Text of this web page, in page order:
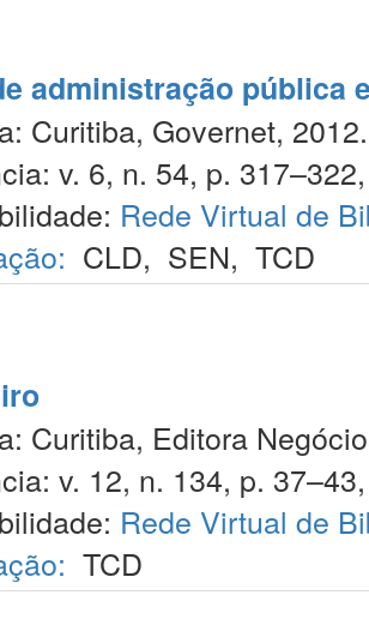
administração pública
Curitiba, Governet, 2012.
v. 6, n. 54, p.
Rede Virtual de
CLD, SEN, TCD
Curitiba, Editora
v. 12, n. 134, p.
Rede Virtual de
TCD